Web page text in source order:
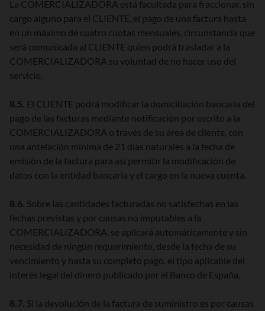
La COMERCIALIZADORA está facultada para fraccionar, sin
cargo alguno para el CLIENTE, el pago de una factura hasta
en un máximo de cuatro cuotas mensuales, circunstancia que
será comunicada al CLIENTE quien podrá trasladar a la
COMERCIALIZADORA su voluntad de no hacer uso del
servicio.
8.5. El CLIENTE podrá modificar la domiciliación bancaria del
pago de las facturas mediante notificación por escrito a la
COMERCIALIZADORA o través de su área de cliente, con
una antelación mínima de 21 días naturales a la fecha de
emisión de la factura para así permitir la modificación de
datos con la entidad bancaria y el cargo en la nueva cuenta.
8.6. Sobre las cantidades facturadas no satisfechas en las
fechas previstas y por causas no imputables a la
COMERCIALIZADORA, se aplicará automáticamente y sin
necesidad de ningún requerimiento, desde la fecha de su
vencimiento y hasta su completo pago, el tipo aplicable del
interés legal del dinero publicado por el Banco de España.
8.7. Si la devolución de la factura de suministro es por causas